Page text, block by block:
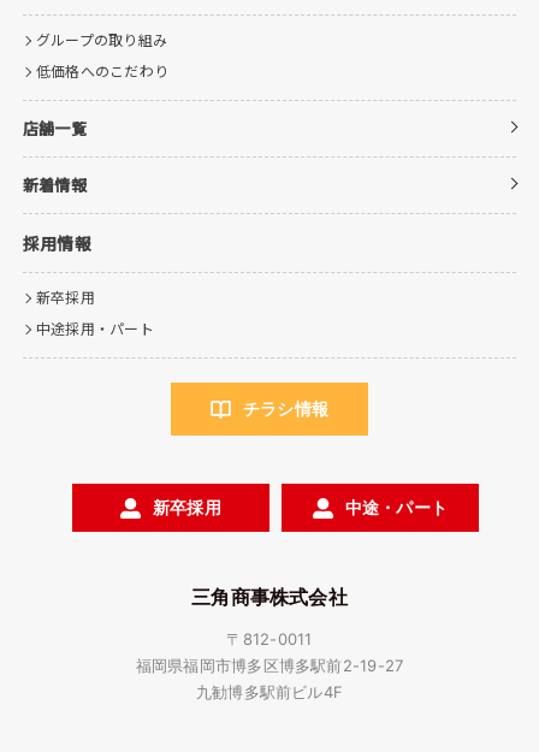
グループの取り組み
低価格へのこだわり
店舗一覧
新着情報
採用情報
新卒採用
中途採用・パート
チラシ情報
新卒採用 中途・パート
三角商事株式会社
〒812-0011
福岡県福岡市博多区博多駅前2-19-27
九勧博多駅前ビル4F